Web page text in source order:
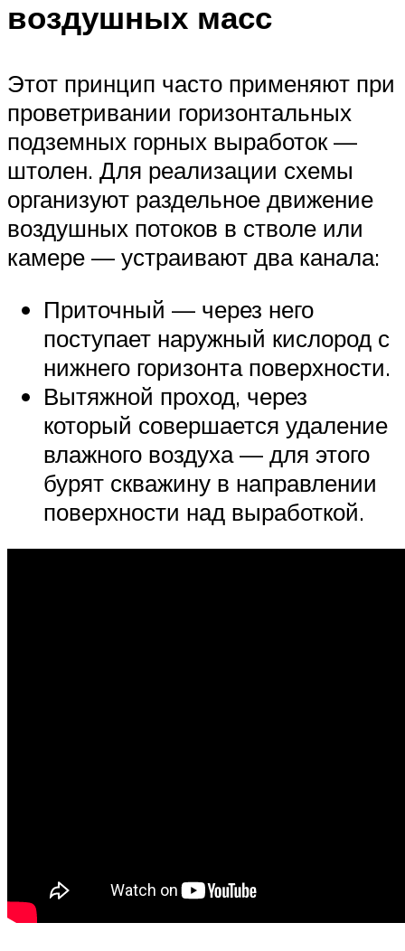
воздушных масс
Этот принцип часто применяют при
проветривании горизонтальных
подземных горных выработок —
штолен. Для реализации схемы
организуют раздельное движение
воздушных потоков в стволе или
камере — устраивают два канала:
Приточный — через него
поступает наружный кислород с
нижнего горизонта поверхности.
Вытяжной проход, через
который совершается удаление
влажного воздуха — для этого
бурят скважину в направлении
поверхности над выработкой.